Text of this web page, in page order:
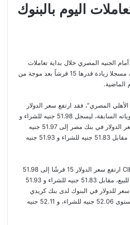
اليوم بالبنوك
الجنيه المصري خلال بداية تعاملات
اليوم الأربعاء 3 يونيو 2026، مسجلا زيادة قدرها 15 قرشاً بعد موجة من
الماضية.
الأهلي المصري”، فقد ارتفع سعر الدولار
بنحو 15 قرشًا مقارنة بمستوياته السابقة، ليسجل 51.98 جنيه للشراء و
52.08 جنيه للبيع، وارتفع سعر الدولار في بنك مصر إلى 51.97 جنيه
للشراء، و 52.07 جنيه للبيع، مقابل 51.83 جنيه للشراء و 51.93 جنيه
وفي البنك التجاري الدولي CIB ارتفع سعر الدولار 15 قرشًا إلى 51.98
جنيه للشراء، و 52.08 جنيه للبيع، مقابل 51.83 جنيه للشراء و 51.93
للدولار في البنوك لدى بنك كريدي
أجريكول مصر، وذلك عند مستوى 52.06 جنيه للشراء، و 52.11 جنيه